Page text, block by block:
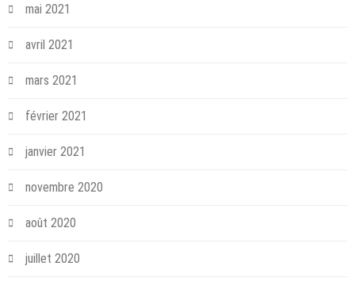
mai 2021
avril 2021
mars 2021
février 2021
janvier 2021
novembre 2020
août 2020
juillet 2020